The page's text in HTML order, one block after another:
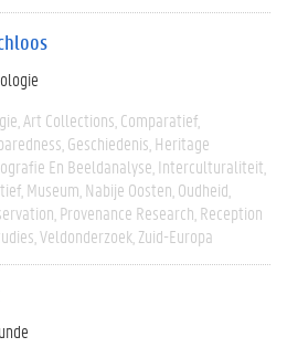
Art Collections Comparatief
Geschiedenis Heritage
En Beeldanalyse Interculturaliteit
Museum Nabije Oosten Oudheid
Provenance Research Reception
Veldonderzoek Zuid-Europa